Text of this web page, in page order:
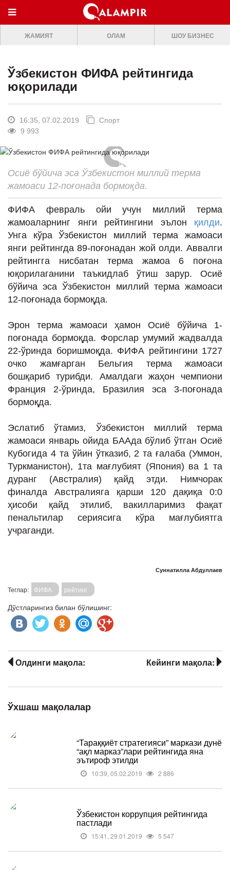
МЕНЮ
ONLINE TV
ЖАМИЯТ
ШОУ-БИЗНЕС
Клип
Кино
ИНТЕРВЬЮ
ЛОЙИҲАЛАР
Таҳлил
Саломатлик
Реклама
СПОРТ
ТЕХНОЛОГИЯ
ЖАМИЯТ ОЛАМ ШОУ БИЗНЕС
Ўзбекистон ФИФА рейтингида
юқорилади
16:35, 07.02.2019
Спорт
9 993
Осиё бўйича эса Ўзбекистон миллий терма
жамоаси 12-поғонада бормоқда.
ФИФА февраль ойи учун миллий терма
жамоаларнинг янги рейтингини эълон қилди.
Унга кўра Ўзбекистон миллий терма жамоаси
янги рейтингда 89-поғонадан жой олди. Аввалги
рейтингга нисбатан терма жамоа 6 поғона
юқорилаганини таъкидлаб ўтиш зарур. Осиё
бўйича эса Ўзбекистон миллий терма жамоаси
12-поғонада бормоқда.
Эрон терма жамоаси ҳамон Осиё бўйича 1-
поғонада бормоқда. Форслар умумий жадвалда
22-ўринда боришмоқда. ФИФА рейтингини 1727
очко жамғарган Бельгия терма жамоаси
бошқариб турибди. Амалдаги жаҳон чемпиони
Франция 2-ўринда, Бразилия эса 3-поғонада
бормоқда.
Эслатиб ўтамиз, Ўзбекистон миллий терма
жамоаси январь ойида БААда бўлиб ўтган Осиё
Кубогида 4 та ўйин ўтказиб, 2 та ғалаба (Уммон,
Туркманистон), 1та мағлубият (Япония) ва 1 та
дуранг (Австралия) қайд этди. Нимчорак
финалда Австралияга қарши 120 дақиқа 0:0
ҳисоби қайд этилиб, вакилларимиз фақат
пенальтилар сериясига кўра мағлубиятга
учраганди.
Суннатилла Абдуллаев
Теглар: ФИФА рейтинг
Дўстларингиз билан бўлишинг:
Кейинги мақола:
Олдинги мақола:
Ўхшаш мақолалар
“Тараққиёт стратегияси” маркази дунё
“ақл марказ”лари рейтингида яна
эътироф этилди
10:39, 05.02.2019 2 886
Ўзбекистон коррупция рейтингида
пастлади
15:41, 29.01.2019 5 547